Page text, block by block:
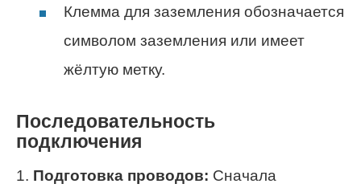
Клемма для заземления обозначается
символом заземления или имеет
жёлтую метку.
Последовательность
подключения
1. Подготовка проводов: Сначала